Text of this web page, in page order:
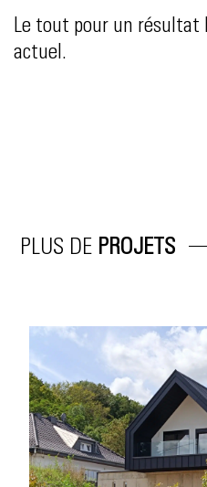
Le tout pour un
actuel.
PLUS DE PROJETS